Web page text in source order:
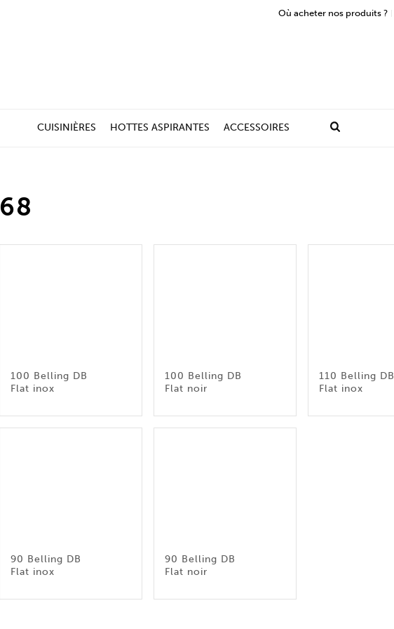
Où acheter nos produits ?
CUISINIÈRES HOTTES ASPIRANTES ACCESSOIRES
68
100 Belling DB
Flat inox
100 Belling DB
Flat noir
110 Belling DB
Flat inox
90 Belling DB
Flat inox
90 Belling DB
Flat noir